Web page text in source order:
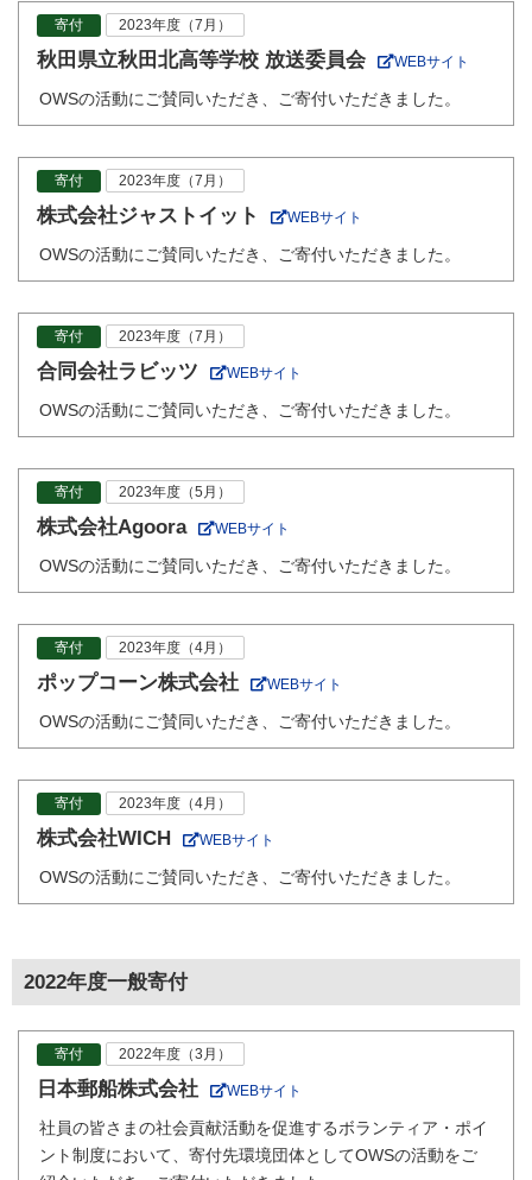
寄付 2023年度（7月）
秋田県立秋田北高等学校 放送委員会 WEBサイト
OWSの活動にご賛同いただき、ご寄付いただきました。
寄付 2023年度（7月）
株式会社ジャストイット WEBサイト
OWSの活動にご賛同いただき、ご寄付いただきました。
寄付 2023年度（7月）
合同会社ラビッツ WEBサイト
OWSの活動にご賛同いただき、ご寄付いただきました。
寄付 2023年度（5月）
株式会社Agoora WEBサイト
OWSの活動にご賛同いただき、ご寄付いただきました。
寄付 2023年度（4月）
ポップコーン株式会社 WEBサイト
OWSの活動にご賛同いただき、ご寄付いただきました。
寄付 2023年度（4月）
株式会社WICH WEBサイト
OWSの活動にご賛同いただき、ご寄付いただきました。
2022年度一般寄付
寄付 2022年度（3月）
日本郵船株式会社 WEBサイト
社員の皆さまの社会貢献活動を促進するボランティア・ポイ
ント制度において、寄付先環境団体としてOWSの活動をご